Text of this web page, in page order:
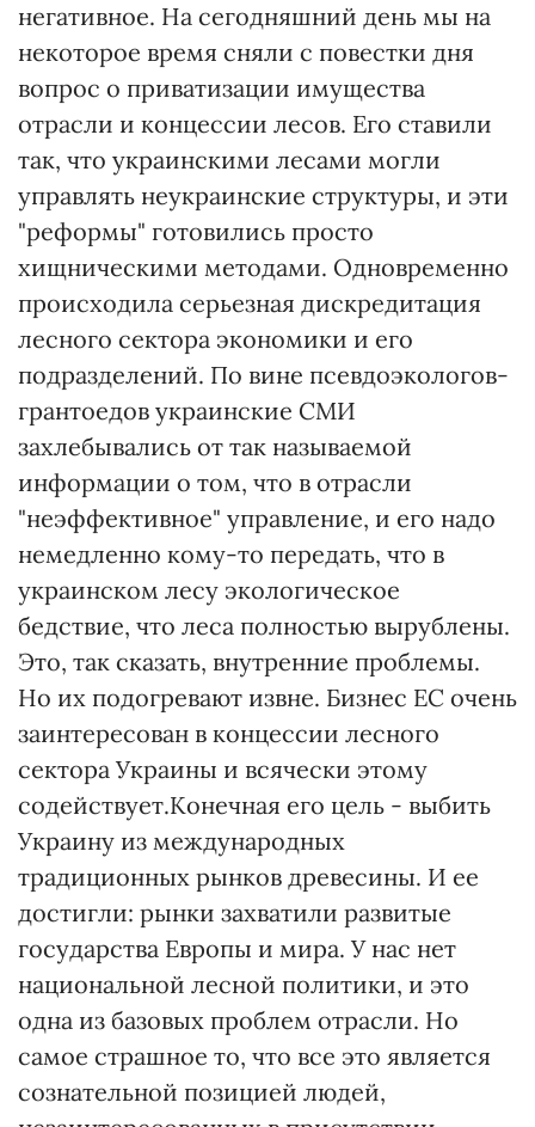
негативное. На сегодняшний день мы на
некоторое время сняли с повестки дня
вопрос о приватизации имущества
отрасли и концессии лесов. Его ставили
так, что украинскими лесами могли
управлять неукраинские структуры, и эти
"реформы" готовились просто
хищническими методами. Одновременно
происходила серьезная дискредитация
лесного сектора экономики и его
подразделений. По вине псевдоэкологов-
грантоедов украинские СМИ
захлебывались от так называемой
информации о том, что в отрасли
"неэффективное" управление, и его надо
немедленно кому-то передать, что в
украинском лесу экологическое
бедствие, что леса полностью вырублены.
Это, так сказать, внутренние проблемы.
Но их подогревают извне. Бизнес ЕС очень
заинтересован в концессии лесного
сектора Украины и всячески этому
содействует.Конечная его цель - выбить
Украину из международных
традиционных рынков древесины. И ее
достигли: рынки захватили развитые
государства Европы и мира. У нас нет
национальной лесной политики, и это
одна из базовых проблем отрасли. Но
самое страшное то, что все это является
сознательной позицией людей,